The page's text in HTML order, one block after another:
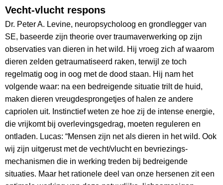
Vecht-vlucht respons
Dr. Peter A. Levine, neuropsycholoog en grondlegger van
SE, baseerde zijn theorie over traumaverwerking op zijn
observaties van dieren in het wild. Hij vroeg zich af waarom
dieren zelden getraumatiseerd raken, terwijl ze toch
regelmatig oog in oog met de dood staan. Hij nam het
volgende waar: na een bedreigende situatie trilt de huid,
maken dieren vreugdesprongetjes of halen ze andere
capriolen uit. Instinctief weten ze hoe zij de intense energie,
die vrijkomt bij overlevingsgedrag, moeten reguleren en
ontladen. Lucas: “Mensen zijn net als dieren in het wild. Ook
wij zijn uitgerust met de vecht/vlucht en bevriezings-
mechanismen die in werking treden bij bedreigende
situaties. Maar het rationele deel van onze hersenen zit een